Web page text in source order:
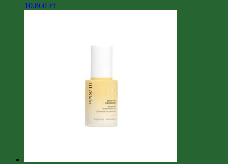
10.860 Ft